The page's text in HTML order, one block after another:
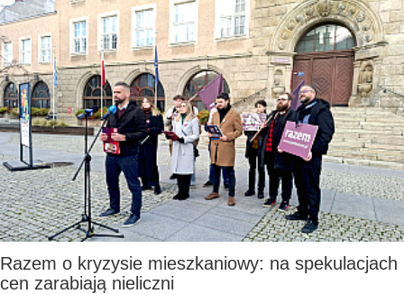
Razem o kryzysie mieszkaniowy: na spekulacjach
cen zarabiają nieliczni